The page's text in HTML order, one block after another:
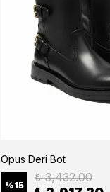
Opus Deri Bot
%15
₺ 3,432.00